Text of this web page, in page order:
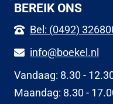
BEREIK ONS
Bel: (0492)
info@boekel.nl
Vandaag: 8.30 -
Maandag: 8.30 -